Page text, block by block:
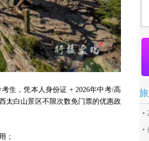
生，凭本人身份证 + 2026年中考/高
太白山景区不限次数免门票的优惠政
；
•
•